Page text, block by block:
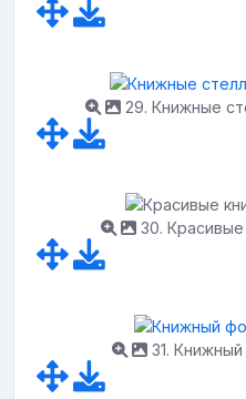
29. Книжные
30.
31.